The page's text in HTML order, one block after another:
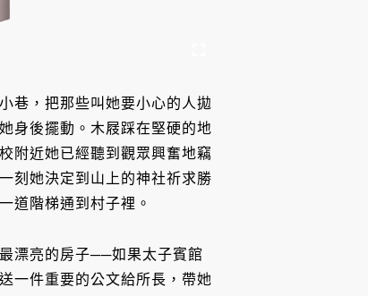
巷，把那些叫她要小心的人拋
身後擺動。木屐踩在堅硬的地
附近她已經聽到觀眾興奮地竊
刻她決定到山上的神社祈求勝
道階梯通到村子裡。
漂亮的房子──如果太子賓館
一件重要的公文給所長，帶她